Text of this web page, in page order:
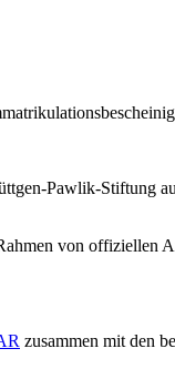
Pawlik-Stiftung
von offiziellen
zusammen mit den